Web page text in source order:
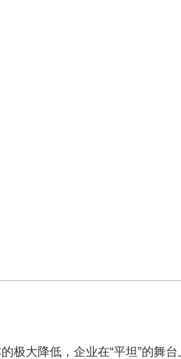
大降低，企业在“平坦”的舞台